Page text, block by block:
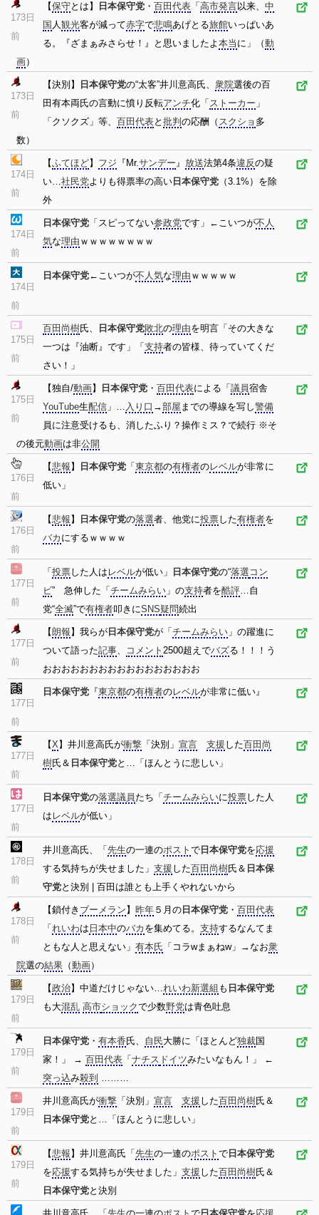
173日
前
【保守とは】 日本保守党 ・ 百田代表 「 高市発言以来、 中
国 人観光客が減って赤字で悲鳴あげとる旅館いっぱいあ
る。『ざまぁみさらせ！』と思いましたよ 本当 に」（動
画）
173日
前
【決別】 日本保守党の“太客”井川意高氏、 衆院選後の百
田有本両氏の言動に憤り反転アンチ化「 ストーカー 」
「クソクズ」等、 百田代表と 批判 の応酬（ スクショ 多
数）
174日
前
【ふてほど】 フジ 『Mr.サンデー』 放送法第4条違反の疑
い…社民党よりも得票率の高い 日本保守党 （3.1%）を除
外
174日
前
日本保守党 「スピってない参政党です」←こいつが不人
気な理由 ｗｗｗｗｗｗｗｗ
174日
前
日本保守党←こいつが不人気な理由 ｗｗｗｗｗ
175日
前
百田尚樹氏、 日本保守党敗北の理由を明言「その大きな
一つは『油断』です」「 支持者の皆様、待っていてくだ
さい！」
175日
前
【独自/動画】 日本保守党 ・ 百田代表による「 議員宿舎
YouTube生配信 」… 入り口 →部屋 までの導線を写し警備
員に注意受けるも、消したふり？操作ミス？で続行 ※そ
の後元動画は非公開
176日
前
【悲報 】 日本保守党 「 東京都の有権者のレベルが非常に
低い」
176日
前
【悲報 】 日本保守党の落選者、他党に投票した有権者を
バカ にするｗｗｗｗ
177日
前
「 投票した人は レベルが低い」 日本保守党の“落選 コン
ビ” 急伸した「 チームみらい 」の支持者を酷評…自
党“全滅”で有権者叩きにSNS疑問続出
177日
前
【朗報 】我らが 日本保守党が「 チームみらい 」の躍進に
ついて語った記事、 コメント 2500超えでバズる！！！う
おおおおおおおおおおおおおおおおお
177日
前
日本保守党 『東京都の有権者のレベルが非常に低い』
177日
前
【X】井川意高氏が衝撃 「決別」 宣言 支援 した百田尚
樹氏＆ 日本保守党と…「ほんとうに悲しい」
177日
前
日本保守党の落選議員 たち「 チームみらいに投票した人
は レベルが低い」
178日
前
井川意高氏、「 先生の一連のポスト で 日本保守党を応援
する気持ちが失せました」 支援 した百田尚樹氏＆ 日本保
守党と決別 | 百田は誰とも上手くやれないから
178日
前
【鎖付き ブーメラン 】 昨年 ５月の 日本保守党 ・ 百田代表
「 れいわは 日本中のバカ を集めてる。 支持するなんてま
ともな人と思えない」 有本氏 「コラwまぁねw」→なお衆
院選の結果 （動画）
179日
前
【政治】中道だけじゃない…れいわ新選組 も 日本保守党
も大混乱 高市ショックで少数野党は青色吐息
179日
前
日本保守党 ・ 有本香氏、 自民大勝に「ほとんど独裁国
家！」 → 百田代表 「 ナチス ドイツみたいなもん！」 ←
突っ込み殺到 ………
179日
前
井川意高氏が衝撃 「決別」 宣言 支援 した百田尚樹氏＆
日本保守党と…「ほんとうに悲しい」
179日
前
【悲報 】井川意高氏「 先生の一連のポスト で 日本保守党
を応援する気持ちが失せました」 支援 した百田尚樹氏＆
日本保守党と決別